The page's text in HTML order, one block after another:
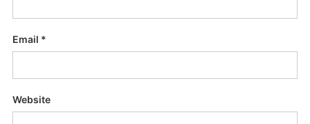
Email *
Website